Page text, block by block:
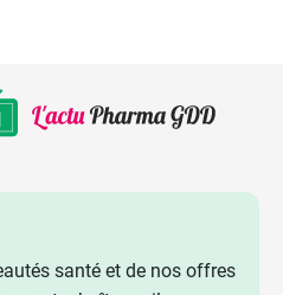
Beige doré 4,59 €
santé et de nos offres